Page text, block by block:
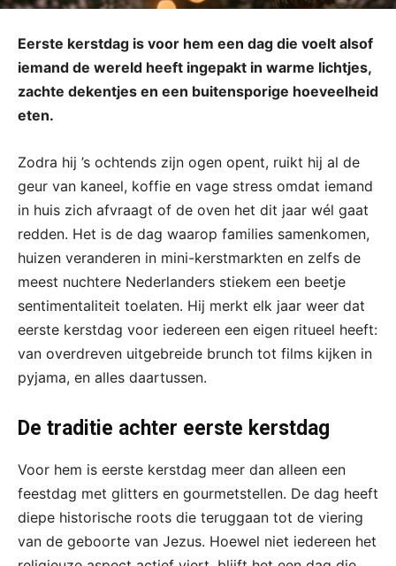
Eerste kerstdag is voor hem een dag die voelt alsof
iemand de wereld heeft ingepakt in warme lichtjes,
zachte dekentjes en een buitensporige hoeveelheid
eten.
Zodra hij ’s ochtends zijn ogen opent, ruikt hij al de
geur van kaneel, koffie en vage stress omdat iemand
in huis zich afvraagt of de oven het dit jaar wél gaat
redden. Het is de dag waarop families samenkomen,
huizen veranderen in mini-kerstmarkten en zelfs de
meest nuchtere Nederlanders stiekem een beetje
sentimentaliteit toelaten. Hij merkt elk jaar weer dat
eerste kerstdag voor iedereen een eigen ritueel heeft:
van overdreven uitgebreide brunch tot films kijken in
pyjama, en alles daartussen.
De traditie achter eerste kerstdag
Voor hem is eerste kerstdag meer dan alleen een
feestdag met glitters en gourmetstellen. De dag heeft
diepe historische roots die teruggaan tot de viering
van de geboorte van Jezus. Hoewel niet iedereen het